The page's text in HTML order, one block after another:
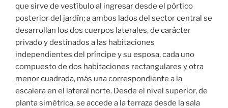
que sirve de vestíbulo al ingresar desde el pórtico
posterior del jardín; a ambos lados del sector central se
desarrollan los dos cuerpos laterales, de carácter
privado y destinados a las habitaciones
independientes del príncipe y su esposa, cada uno
compuesto de dos habitaciones rectangulares y otra
menor cuadrada, más una correspondiente a la
escalera en el lateral norte. Desde el nivel superior, de
planta simétrica, se accede a la terraza desde la sala